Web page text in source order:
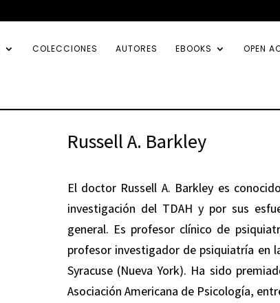
COLECCIONES AUTORES EBOOKS OPEN
Russell A. Barkley
El doctor Russell A. Barkleyes
investigación del TDAH y por sus
general. Es profesor clínico de
profesor investigador de psiquiatría en
Syracuse (Nueva York). Ha sido
Asociación Americana de Psicología,